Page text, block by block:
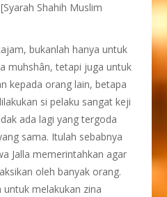
Shahih Muslim
bukanlah hanya untuk
muhshân, tetapi juga untuk
kepada orang lain, betapa
si pelaku sangat keji
ada lagi yang tergoda
sama. Itulah sebabnya
Jalla memerintahkan agar
oleh banyak orang.
untuk melakukan zina